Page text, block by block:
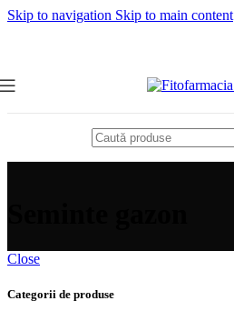
Skip to navigation Skip to main content
Close
Categorii de produse